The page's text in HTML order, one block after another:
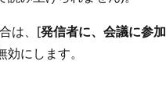
は、[発信者に、会議に参
にします。